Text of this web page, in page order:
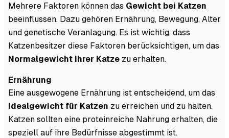
Mehrere Faktoren können das Gewicht bei Katzen
beeinflussen. Dazu gehören Ernährung, Bewegung, Alter
und genetische Veranlagung. Es ist wichtig, dass
Katzenbesitzer diese Faktoren berücksichtigen, um das
Normalgewicht ihrer Katze zu erhalten.
Ernährung
Eine ausgewogene Ernährung ist entscheidend, um das
Idealgewicht für Katzen zu erreichen und zu halten.
Katzen sollten eine proteinreiche Nahrung erhalten, die
speziell auf ihre Bedürfnisse abgestimmt ist.